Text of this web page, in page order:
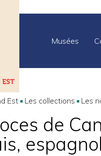
Musées
Est Les collections Les
de